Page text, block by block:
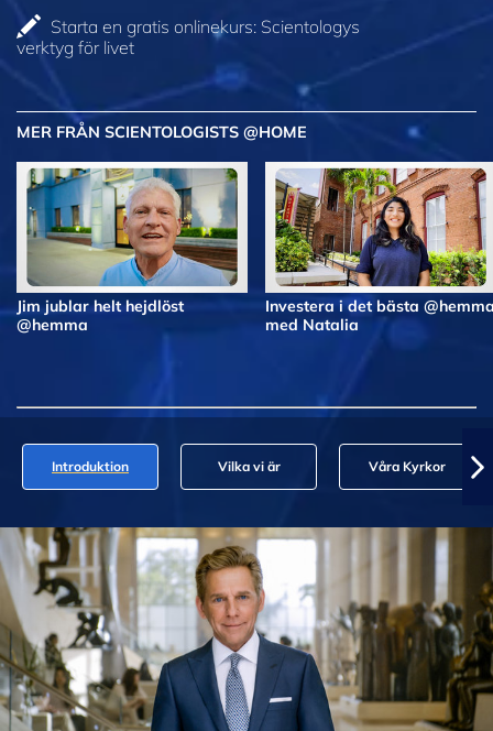
Starta en gratis onlinekurs: Scientologys
verktyg för livet
MER FRÅN SCIENTOLOGISTS @HOME
Jim jublar helt hejdlöst
@hemma
Investera i det bästa
med Natalia
Introduktion Vilka vi är Våra Kyrkor